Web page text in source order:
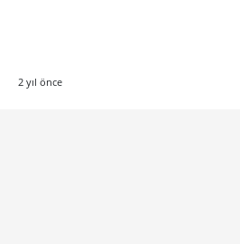
2 yıl önce